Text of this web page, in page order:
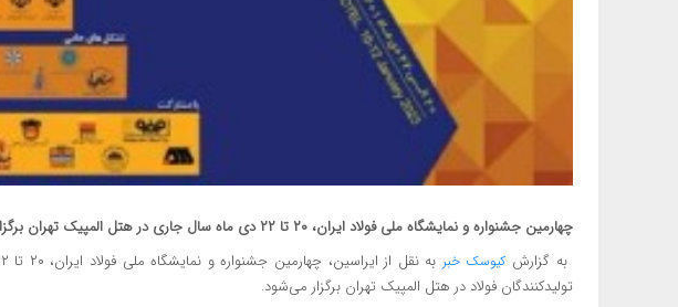
چهارمین جشنواره و نمایشگاه ملی فولاد ایران، ۲۰ تا ۲۲ دی ماه سال جاری در هتل المپیک تهران برگزار می‌شود.
به گزارش کیوسک خبر
تولیدکنندگان فولاد در هتل المپیک تهران برگزار می‌شود.